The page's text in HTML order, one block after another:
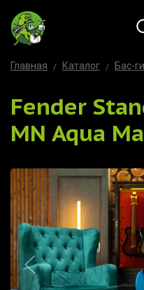
Главная Каталог Бас-
Fender
MN Aqua